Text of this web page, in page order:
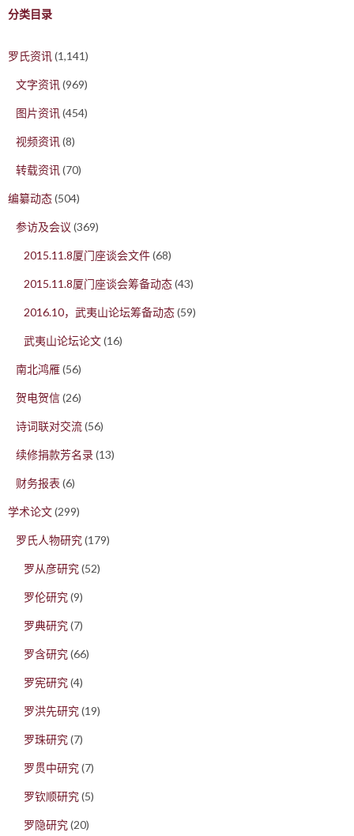
分类目录
罗氏资讯(1,141)
文字资讯(969)
图片资讯(454)
视频资讯(8)
转载资讯(70)
编纂动态(504)
参访及会议 (369)
2015.11.8厦门座谈会文件(68)
2015.11.8厦门座谈会筹备动态(43)
2016.10，武夷山论坛筹备动态(59)
武夷山论坛论文(16)
南北鸿雁(56)
贺电贺信(26)
诗词联对交流(56)
续修捐款芳名录(13)
财务报表 (6)
学术论文(299)
罗氏人物研究(179)
罗从彦研究(52)
罗伦研究(9)
罗典研究(7)
罗含研究(66)
罗宪研究(4)
罗洪先研究(19)
罗珠研究(7)
罗贯中研究(7)
罗钦顺研究(5)
罗隐研究(20)